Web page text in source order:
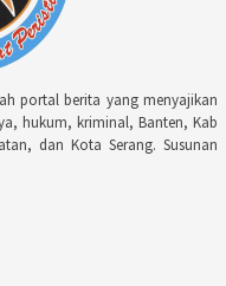
portal berita yang menyajikan
hukum, kriminal, Banten, Kab
dan Kota Serang. Susunan